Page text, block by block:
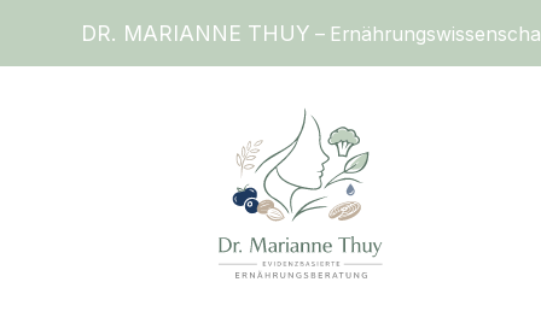
DR. MARIANNE THUY –